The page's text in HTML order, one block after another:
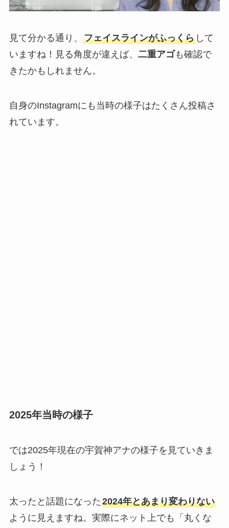
見て分かる通り、 フェイスラインがふっくらして
いますね！見る角度が違えば、 二重アゴも確認で
きたかもしれません。
自身のInstagramにも当時の様子はたくさん投稿さ
れています。
2025年当時の様子
では2025年現在の宇賀神アナの様子を見ていきま
しょう！
太ったと話題になった2024年とあまり変わりない
ように見えますね。実際にネット上でも「丸くな